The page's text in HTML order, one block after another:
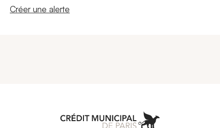
Nouvelle fenêtre
Créer une alerte